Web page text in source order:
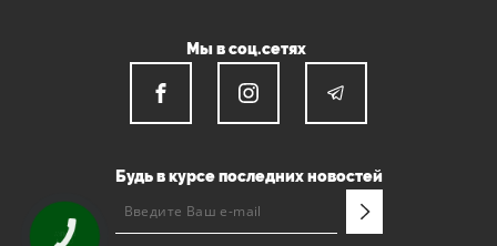
Мы в соц.сетях
Будь в курсе последних новостей
КНОПКА
СВЯЗИ